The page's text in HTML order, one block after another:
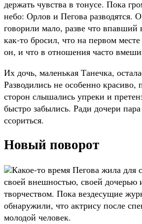
держать чувства в тонусе. Пока
небо: Орлов и Пегова разводятся.
говорили мало, разве что
как-то бросил, что на первом
он, и что в отношения часто
Их дочь, маленькая Танечка,
Разводились не особенно красиво,
сторон слышались упреки и
быстро забылись. Ради дочери пара
ссориться.
Новый поворот
Какое-то время Пегова жила для
своей внешностью, своей дочерью
творчеством. Пока вездесущие
обнаружили, что актрису после
молодой человек.